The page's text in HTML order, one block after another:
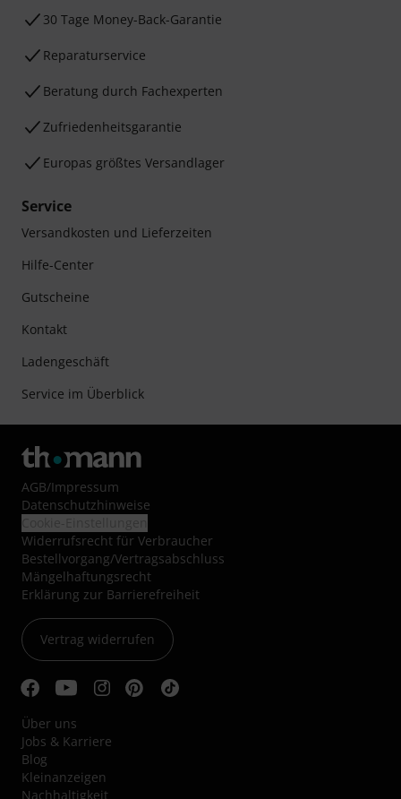
30 Tage Money-Back-Garantie
Reparaturservice
Beratung durch Fachexperten
Zufriedenheitsgarantie
Europas größtes Versandlager
Service
Versandkosten und Lieferzeiten
Hilfe-Center
Gutscheine
Kontakt
Ladengeschäft
Service im Überblick
AGB/Impressum
Datenschutzhinweise
Widerrufsrecht für Verbraucher
Bestellvorgang/Vertragsabschluss
Mängelhaftungsrecht
Erklärung zur Barrierefreiheit
Vertrag widerrufen
Über uns
Jobs & Karriere
Blog
Kleinanzeigen
Nachhaltigkeit